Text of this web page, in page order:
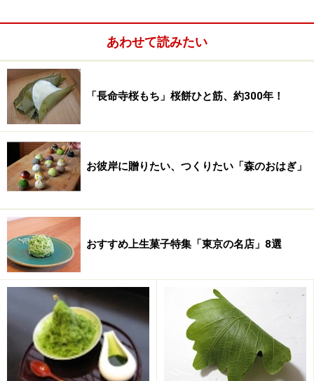
いくつか集めるとぶどうの房のように見えるので「ぶど
う餅」。小さく丸めたこし餡に小麦粉と片栗粉をうっす
らとまぶし、蒸し上げたものです。さっぱりとした甘さ
の餡を味わうお菓子。1粒をじっくり楽しみ、お茶を飲
んではまた1粒。さらりとしたこし餡は舌の上でとろけ
るよう。単純明快なところが気持ちよく、粋なお菓子で
歌舞伎界にもご贔屓がいたそうですが、経木に納まった
す。
ちなみにぶどう餅は季節限定の味。6月中旬～9月のお彼
岸頃まではお休みするのでご注意を。また、期間中でも
夕方には売り切れていることが多いので、予約してから
の来店をおすすめします。
3種類とも同店で80年以上作り続けているお菓子であり
ながら、今なおあせない驚きで楽しませてくれます。い
あわせて読みたい
「長命寺桜もち」桜餅ひと筋、約300年！
お彼岸に贈りたい、つくりたい「森のおはぎ」
おすすめ上生菓子特集「東京の名店」8選